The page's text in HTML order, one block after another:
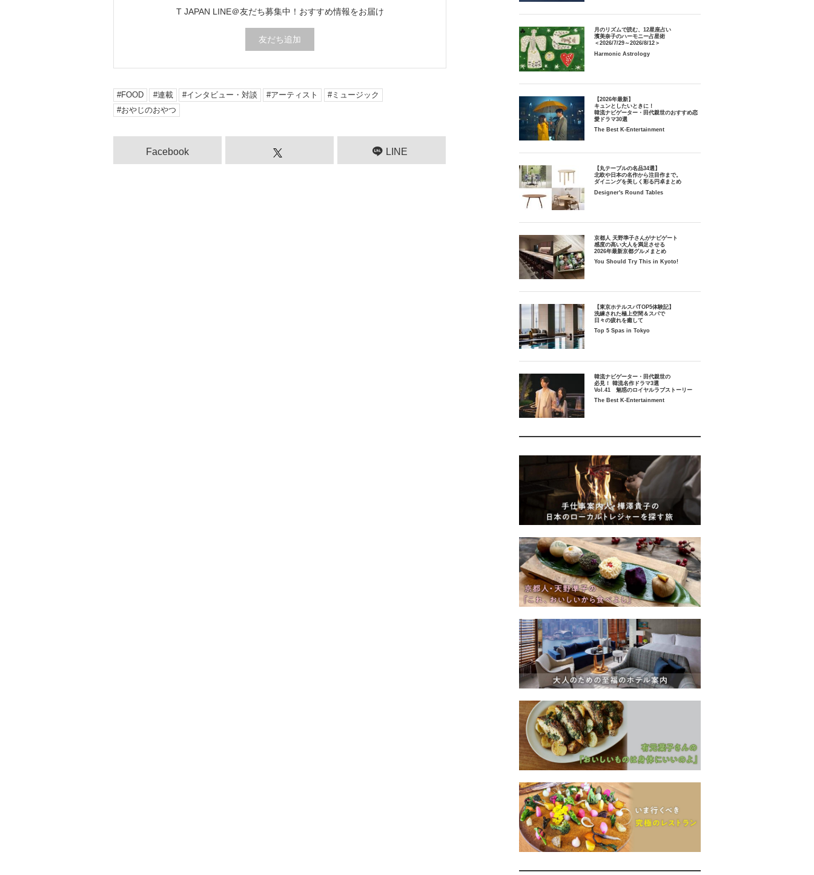
T JAPAN LINE＠友だち募集中！ おすすめ情報をお届け
友だち追加
FOOD 連載 インタビュー・対談 アーティスト
ミュージック
おやじのおやつ
Facebook LINE
月のリズムで読む、12星座占い
濱美奈子のハーモニー占星術
＜2026/7/29～2026/8/12＞
Harmonic Astrology
【2026年最新】
キュンとしたいときに！
韓流ナビゲーター・田代親世のおすすめ恋
愛ドラマ30選
The Best K-Entertainment
【丸テーブルの名品34選】
北欧や日本の名作から注目作まで。
ダイニングを美しく彩る円卓まとめ
Designer's Round Tables
京都人 天野準子さんがナビゲート
感度の高い大人を満足させる
2026年最新京都グルメまとめ
You Should Try This in Kyoto!
【東京ホテルスパTOP5体験記】
洗練された極上空間＆スパで
日々の疲れを癒して
Top 5 Spas in Tokyo
韓流ナビゲーター・田代親世の
必見！ 韓流名作ドラマ3選
Vol.41 魅惑のロイヤルラブストーリー
The Best K-Entertainment